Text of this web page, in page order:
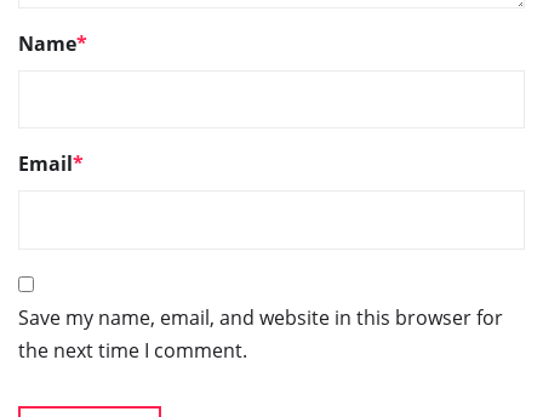
Name*
Email*
Save my name, email, and website in this browser for
the next time I comment.